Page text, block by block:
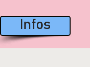
Infos